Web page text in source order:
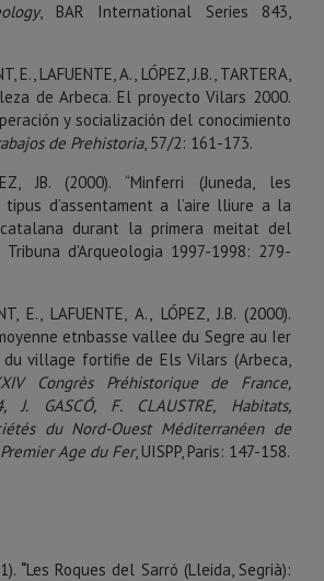
, BAR International Series 843,
E., LAFUENTE, A., LÓPEZ, J.B., TARTERA,
de Arbeca. El proyecto Vilars 2000.
y socialización del conocimiento
de Prehistoria, 57/2: 161-173.
JB. (2000). “Minferri (Juneda, les
tipus d’assentament a l’aire lliure a la
durant la primera meitat del
Tribuna d'Arqueologia 1997-1998: 279-
E., LAFUENTE, A., LÓPEZ, J.B. (2000).
etnbasse vallee du Segre au Ier
du village fortifie de Els Vilars (Arbeca,
Congrès Préhistorique de
France,
J. GASCÓ, F. CLAUSTRE,
Habitats,
du Nord-Ouest Méditerranéen de
Age du Fer, UISPP, Paris: 147-158.
“Les Roques del Sarró (Lleida, Segrià):